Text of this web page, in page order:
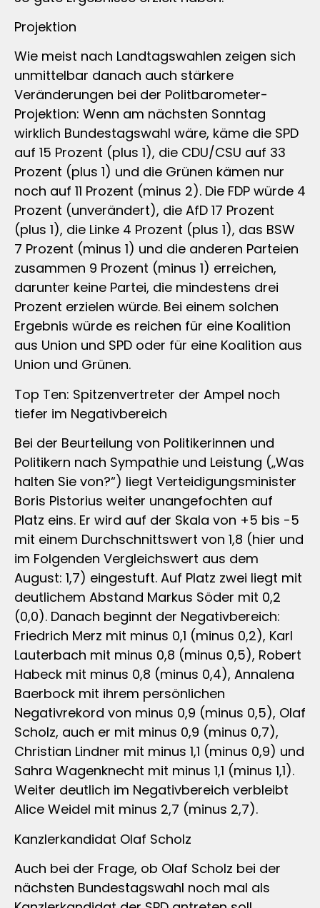
Projektion
Wie meist nach Landtagswahlen zeigen sich
unmittelbar danach auch stärkere
Veränderungen bei der Politbarometer-
Projektion: Wenn am nächsten Sonntag
wirklich Bundestagswahl wäre, käme die SPD
auf 15 Prozent (plus 1), die CDU/CSU auf 33
Prozent (plus 1) und die Grünen kämen nur
noch auf 11 Prozent (minus 2). Die FDP würde 4
Prozent (unverändert), die AfD 17 Prozent
(plus 1), die Linke 4 Prozent (plus 1), das BSW
7 Prozent (minus 1) und die anderen Parteien
zusammen 9 Prozent (minus 1) erreichen,
darunter keine Partei, die mindestens drei
Prozent erzielen würde. Bei einem solchen
Ergebnis würde es reichen für eine Koalition
aus Union und SPD oder für eine Koalition aus
Union und Grünen.
Top Ten: Spitzenvertreter der Ampel noch
tiefer im Negativbereich
Bei der Beurteilung von Politikerinnen und
Politikern nach Sympathie und Leistung („Was
halten Sie von?“) liegt Verteidigungsminister
Boris Pistorius weiter unangefochten auf
Platz eins. Er wird auf der Skala von +5 bis -5
mit einem Durchschnittswert von 1,8 (hier und
im Folgenden Vergleichswert aus dem
August: 1,7) eingestuft. Auf Platz zwei liegt mit
deutlichem Abstand Markus Söder mit 0,2
(0,0). Danach beginnt der Negativbereich:
Friedrich Merz mit minus 0,1 (minus 0,2), Karl
Lauterbach mit minus 0,8 (minus 0,5), Robert
Habeck mit minus 0,8 (minus 0,4), Annalena
Baerbock mit ihrem persönlichen
Negativrekord von minus 0,9 (minus 0,5), Olaf
Scholz, auch er mit minus 0,9 (minus 0,7),
Christian Lindner mit minus 1,1 (minus 0,9) und
Sahra Wagenknecht mit minus 1,1 (minus 1,1).
Weiter deutlich im Negativbereich verbleibt
Alice Weidel mit minus 2,7 (minus 2,7).
Kanzlerkandidat Olaf Scholz
Auch bei der Frage, ob Olaf Scholz bei der
nächsten Bundestagswahl noch mal als